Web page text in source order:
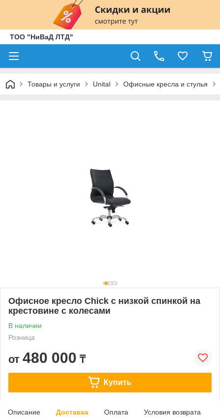
ТОО "НиВаД ЛТД"
Товары и услуги Unital Офисные кресла и стулья
Офисное кресло Chick с низкой спинкой на
крестовине с колесами
В наличии
Розница
от 480 000 ₸
Купить
Описание Доставка Оплата Условия возврата